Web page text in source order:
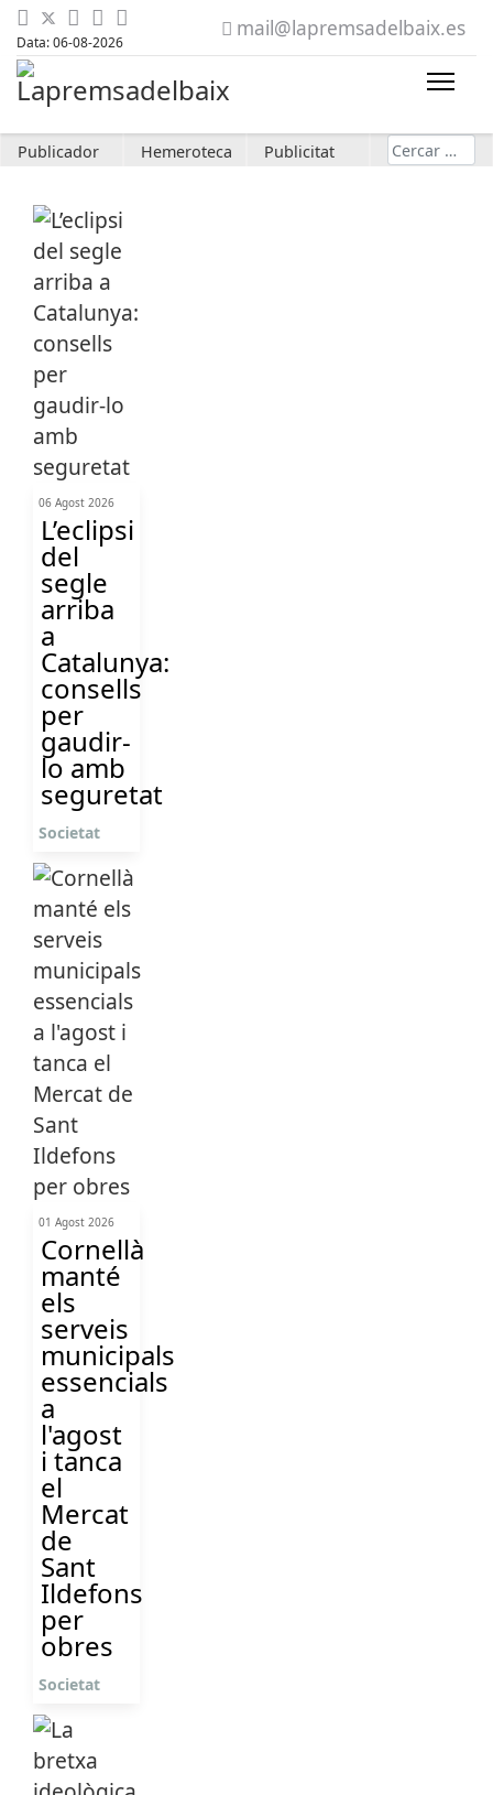
Data: 06-08-2026
mail@lapremsadelbaix.es
Publicador Hemeroteca Publicitat Cerca
06 Agost 2026
L’eclipsi
del
segle
arriba
a
Catalunya:
consells
per
gaudir-
lo amb
seguretat
Societat
01 Agost 2026
Cornellà
manté
els
serveis
municipals
essencials
a
l'agost
i tanca
el
Mercat
de
Sant
Ildefons
per
obres
Societat